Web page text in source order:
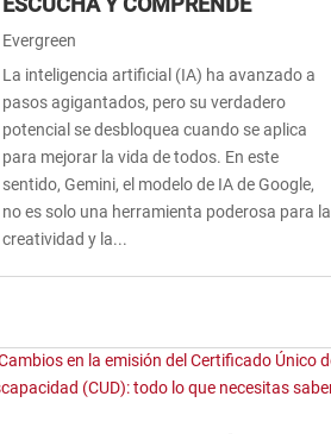
Evergreen
La inteligencia artificial (IA) ha avanzado a
pasos agigantados, pero su verdadero
potencial se desbloquea cuando se aplica
para mejorar la vida de todos. En este
sentido, Gemini, el modelo de IA de Google,
no es solo una herramienta poderosa para la
creatividad y la...